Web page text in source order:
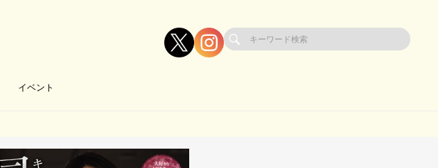
イベント